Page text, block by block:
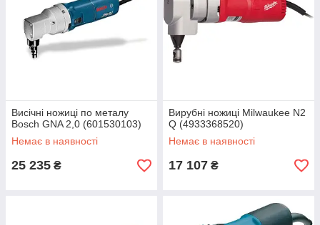
експлуатації і тоді електроножиці прослужать багато років.
Перевага покупки листових ножиць
Ми напряму співпрацюємо з офіційними
виробниками, тому гарантуємо найвищу якість і
Купити просто, для оформлення замовлення Вам
необхідно всього лише зробити кілька кліків на сайті
або подзвонити по мобільному телефону з будь-якого
Перед відправкою товару наші співробітники
Доставка здійснюється по всій території України за
Висічні ножиці по металу
Bosch GNA 2,0 (601530103)
Немає в наявності
25 235 ₴
Вирубні ножиці Milwaukee N2
Q (4933368520)
Немає в наявності
17 107 ₴